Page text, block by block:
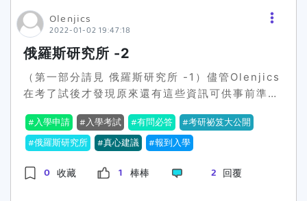
虛度了半年，才著手到第三章一點點(第一章第二
章也還是需要增加內容)，結果這時候我才意識到
自己悲劇了，我第三章根本不太了解自己公式該怎
麼設，第四章程式也一直寫不好，程式為了寫出來
無限改第三章公式，別說還要準備研討會了，喔
喔…悲劇了，我果不其然延畢了。碩三第一個學期
要半年，碩三下學期開始，但四月底被告知父親癌
症，然後五月台灣疫情大爆發，這時我悲劇了，然
後因為疫情長照中心停止營業奶奶整天都會在家，
但平常都是白天長照晚上父親在顧，於是我只能回
指導教授就會相對困難一些8. 如果第一年考研失
敗，還要繼續考嗎？我自己的話是不會，因為有設
定最低保底的學校，且資管所不難考9. 哪間學校的
研究所比較好考？私立的很簡單就可以入學，也蠻
不像考試的，我稱之為簡易問答題12. 讀研究所怎
樣才能爽爽過？這個嗎...基本上，要多爽就可以多
爽，可以打聽一下自己的指導教授之前指導的學長
姐有沒有延畢如果沒有，那基本上教授都會讓你畢
業，甚至到了要口試的階段會比你還緊張有看過碩
論發表很糟糕的同學，最後還是畢業了可是碩士論
文我真的覺得是要把它當成自己的孩子，好好對待
秒)，也可以適時地用輕鬆的手勢來搭配自己的回
覆。• 從何收集口試資料？參考資源？ 建議
可以多詢問過來人的經驗，最好當然是已考上該校
系所的前輩，並詢問該校系所口試都問些什麼樣的
問題，和隨時做紀錄。若需要更完整的資料，可以
上網查詢過來人在一些討論平台分享的文章，或著
詢問一些補習班是否有相關資料可以做參考。• 推
薦信： 建議推薦人可以請對自己學習情況較
了解的教授(如：班導師、修過較多門課的教授)協
助撰擬，畢竟有名氣的教授未必是平常較常有互動
或來往的，也可以考慮請工讀或實習單位的主管協
Olenjics
2022-01-02 19:47:18
俄羅斯研究所 -2
（第一部分請見 俄羅斯研究所 -1）儘管Olenjics
在考了試後才發現原來還有這些資訊可供事前準
文系，日常在學校好好學習你也能考過的，別擔
心。而且事實上這些在官網上也能找到，不是特別
相關知識不一，這些考試參考資料也是為了讓考生
入學申請 入學考試 有問必答
考研祕笈大公開
俄羅斯研究所
真心建議 報到入學
0 收藏 1 棒棒 2 回覆